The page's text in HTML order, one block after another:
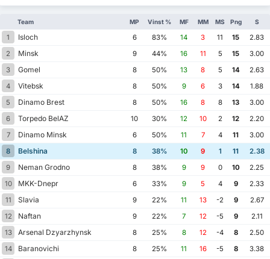
Team MP Vinst % MF MM MS Png S
1 Isloch 6 83% 14 3 11 15
2.83
2
Minsk 9 44% 16 11 5 15
3.00
3
Gomel 8 50% 13 8 5 14
2.63
4
Vitebsk 8 50% 9 6 3 14
1.88
5
Dinamo Brest 8 50% 16 8 8 13
3.00
6
Torpedo BelAZ 10 30% 12 10 2 12
2.20
7
Dinamo Minsk 6 50% 11 7 4 11
3.00
8
Belshina 8 38% 10 9 1 11
2.38
9
Neman Grodno 8 38% 9 9 0 10
2.25
10
MKK-Dnepr 6 33% 9 5 4 9
2.33
11
Slavia 9 22% 11 13 -2 9
2.67
12
Naftan 9 22% 7 12 -5 9
2.11
13
Arsenal Dzyarzhynsk 8 25% 8 12 -4 8
2.50
14
Baranovichi 8 25% 11 16 -5 8
3.38